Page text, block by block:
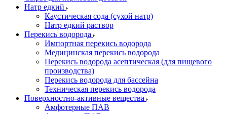
Натр едкий
Каустическая сода (сухой натр)
Натр едкий раствор
Перекись водорода
Импортная перекись водорода
Медицинская перекись водорода
Перекись водорода асептическая (для пищевого
производства)
Перекись водорода для бассейна
Техническая перекись водорода
Поверхностно-активные вещества
Амфотерные ПАВ